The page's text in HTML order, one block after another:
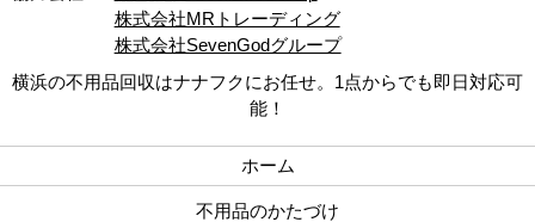
株式会社MRトレーディング
株式会社SevenGodグループ
横浜の不用品回収はナナフクにお任せ。1点からでも即日対応可
能！
ホーム
不用品のかたづけ